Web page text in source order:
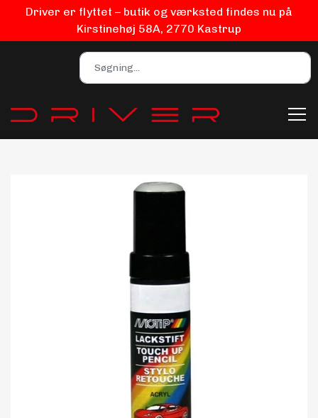
Driver er flyttet – butik og værksted findes nu på
Kirstinehøj 58A, 2770 Kastrup
Bilpleje
Biludstyr
EV Udstyr
Maling
Bilstereo
Transport Udstyr